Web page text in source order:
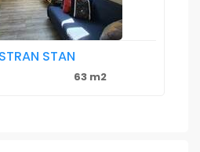
STAN
63 m2